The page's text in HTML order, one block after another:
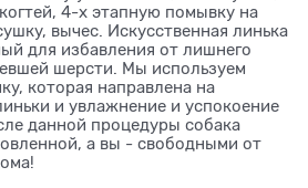
4-х этапную помывку на
вычес. Искусственная линька
для избавления от лишнего
шерсти. Мы используем
которая направлена на
и увлажнение и успокоение
данной процедуры собака
а вы - свободными от